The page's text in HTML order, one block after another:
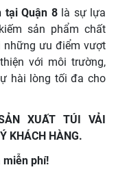
tại Quận 8là sự lựa
sản phẩm chất
những ưu điểm vượt
với môi trường,
hài lòng tối đa cho
XUẤT TÚI VẢI
KHÁCH HÀNG.
miễn phí!